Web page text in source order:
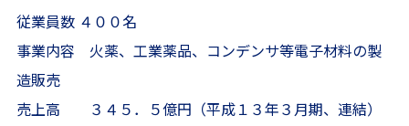
従業員数 ４００名
事業内容 火薬、工業薬品、コンデンサ等電子材料の製
造販売
売上高 ３４５．５億円（平成１３年３月期、連結）